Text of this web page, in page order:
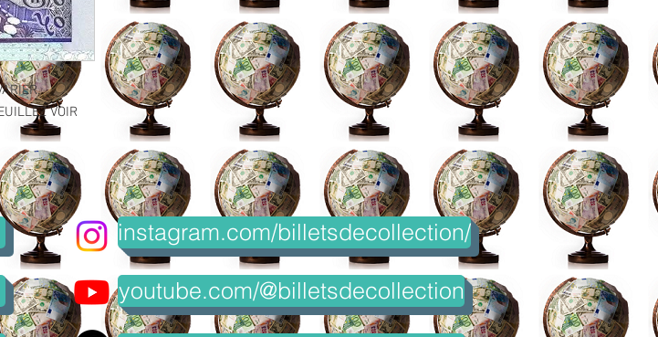
VOIR
instagram.com/billetsdecollection/
youtube.com/@billetsdecollection